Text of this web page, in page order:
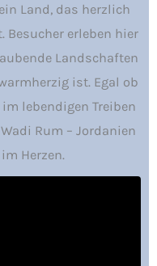
Land, das herzlich
erleben hier
Landschaften
ist. Egal ob
lebendigen Treiben
Rum – Jordanien
Herzen.